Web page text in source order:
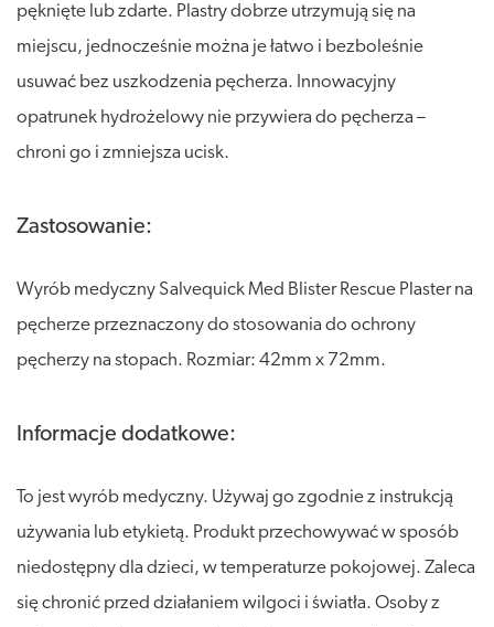
pęknięte lub zdarte. Plastry dobrze utrzymują się na
miejscu, jednocześnie można je łatwo i bezboleśnie
usuwać bez uszkodzenia pęcherza. Innowacyjny
opatrunek hydrożelowy nie przywiera do pęcherza –
chroni go i zmniejsza ucisk.
Zastosowanie:
Wyrób medyczny Salvequick Med Blister Rescue Plaster na
pęcherze przeznaczony do stosowania do ochrony
pęcherzy na stopach. Rozmiar: 42mm x 72mm.
Informacje dodatkowe:
To jest wyrób medyczny. Używaj go zgodnie z instrukcją
używania lub etykietą. Produkt przechowywać w sposób
niedostępny dla dzieci, w temperaturze pokojowej. Zaleca
się chronić przed działaniem wilgoci i światła. Osoby z